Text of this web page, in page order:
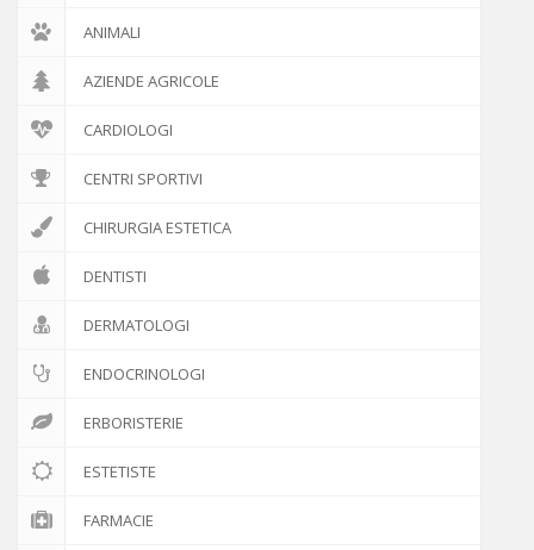
ANIMALI
AZIENDE AGRICOLE
CARDIOLOGI
CENTRI SPORTIVI
CHIRURGIA ESTETICA
DENTISTI
DERMATOLOGI
ENDOCRINOLOGI
ERBORISTERIE
ESTETISTE
FARMACIE